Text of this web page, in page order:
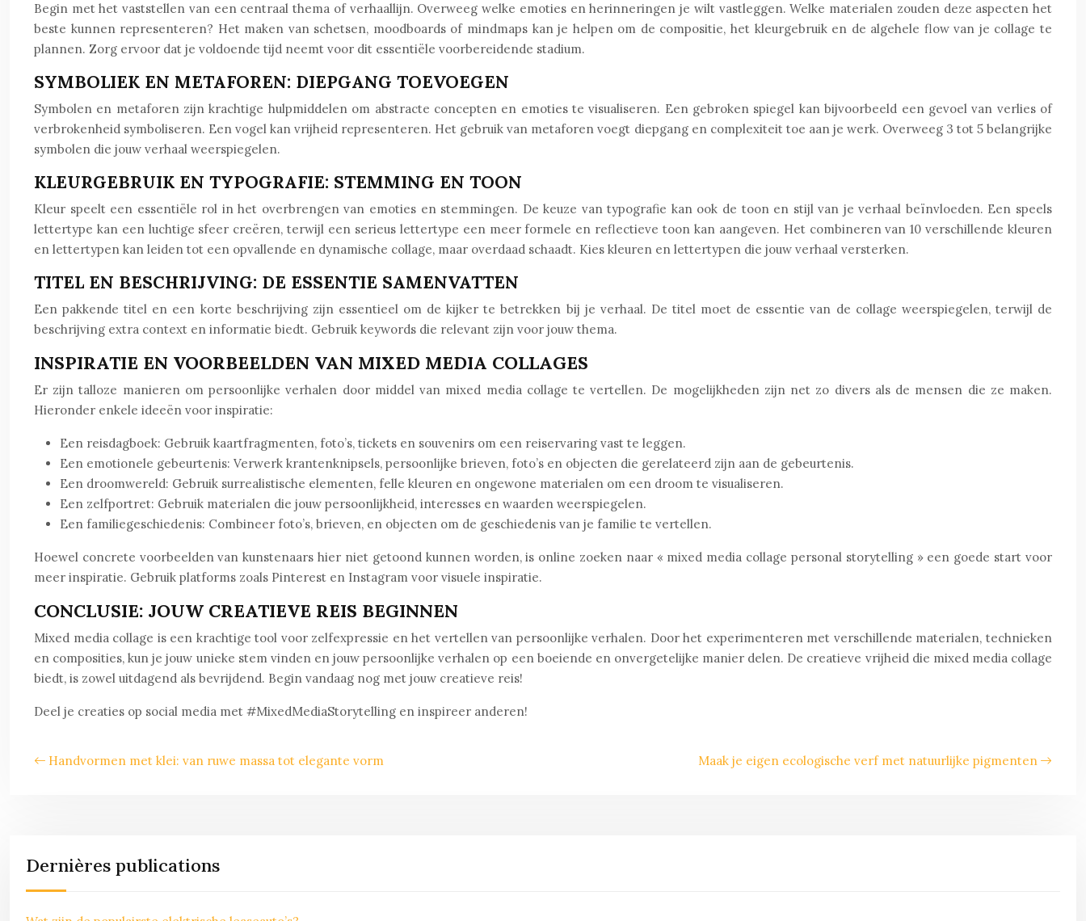
Begin met het vaststellen van een centraal thema of verhaallijn. Overweeg welke emoties en herinneringen je wilt vastleggen. Welke materialen zouden deze aspecten het
beste kunnen representeren? Het maken van schetsen, moodboards of mindmaps kan je helpen om de compositie, het kleurgebruik en de algehele flow van je collage te
plannen. Zorg ervoor dat je voldoende tijd neemt voor dit essentiële voorbereidende stadium.
SYMBOLIEK EN METAFOREN: DIEPGANG TOEVOEGEN
Symbolen en metaforen zijn krachtige hulpmiddelen om abstracte concepten en emoties te visualiseren. Een gebroken spiegel kan bijvoorbeeld een gevoel van verlies of
verbrokenheid symboliseren. Een vogel kan vrijheid representeren. Het gebruik van metaforen voegt diepgang en complexiteit toe aan je werk. Overweeg 3 tot 5 belangrijke
symbolen die jouw verhaal weerspiegelen.
KLEURGEBRUIK EN TYPOGRAFIE: STEMMING EN TOON
Kleur speelt een essentiële rol in het overbrengen van emoties en stemmingen. De keuze van typografie kan ook de toon en stijl van je verhaal beïnvloeden. Een speels
lettertype kan een luchtige sfeer creëren, terwijl een serieus lettertype een meer formele en reflectieve toon kan aangeven. Het combineren van 10 verschillende kleuren
en lettertypen kan leiden tot een opvallende en dynamische collage, maar overdaad schaadt. Kies kleuren en lettertypen die jouw verhaal versterken.
TITEL EN BESCHRIJVING: DE ESSENTIE SAMENVATTEN
Een pakkende titel en een korte beschrijving zijn essentieel om de kijker te betrekken bij je verhaal. De titel moet de essentie van de collage weerspiegelen, terwijl de
beschrijving extra context en informatie biedt. Gebruik keywords die relevant zijn voor jouw thema.
INSPIRATIE EN VOORBEELDEN VAN MIXED MEDIA COLLAGES
Er zijn talloze manieren om persoonlijke verhalen door middel van mixed media collage te vertellen. De mogelijkheden zijn net zo divers als de mensen die ze maken.
Hieronder enkele ideeën voor inspiratie:
Een reisdagboek: Gebruik kaartfragmenten, foto’s, tickets en souvenirs om een reiservaring vast te leggen.
Een emotionele gebeurtenis: Verwerk krantenknipsels, persoonlijke brieven, foto’s en objecten die gerelateerd zijn aan de gebeurtenis.
Een droomwereld: Gebruik surrealistische elementen, felle kleuren en ongewone materialen om een droom te visualiseren.
Een zelfportret: Gebruik materialen die jouw persoonlijkheid, interesses en waarden weerspiegelen.
Een familiegeschiedenis: Combineer foto’s, brieven, en objecten om de geschiedenis van je familie te vertellen.
Hoewel concrete voorbeelden van kunstenaars hier niet getoond kunnen worden, is online zoeken naar « mixed media collage personal storytelling » een goede start voor
meer inspiratie. Gebruik platforms zoals Pinterest en Instagram voor visuele inspiratie.
CONCLUSIE: JOUW CREATIEVE REIS BEGINNEN
Mixed media collage is een krachtige tool voor zelfexpressie en het vertellen van persoonlijke verhalen. Door het experimenteren met verschillende materialen, technieken
en composities, kun je jouw unieke stem vinden en jouw persoonlijke verhalen op een boeiende en onvergetelijke manier delen. De creatieve vrijheid die mixed media collage
biedt, is zowel uitdagend als bevrijdend. Begin vandaag nog met jouw creatieve reis!
Deel je creaties op social media met #MixedMediaStorytelling en inspireer anderen!
Handvormen met klei: van ruwe massa tot elegante vorm Maak je eigen ecologische verf met natuurlijke pigmenten
Dernières publications